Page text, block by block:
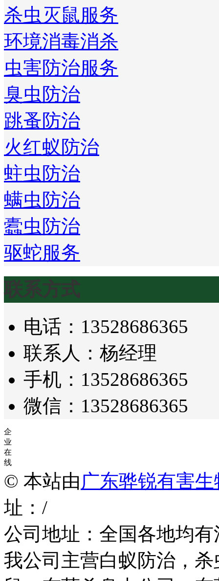
杀虫灭鼠服务
环境消毒消杀
虫害防治服务
臭虫防治
跳蚤防治
火红蚁防治
蛀虫防治
螨虫防治
蠹虫防治
驱蛇服务
联系方式
电话：13528686365
联系人：杨经理
手机：13528686365
微信：13528686365
企
业
在
线
© 本站由 广东骅锐有害
址：/
公司地址：全国各地均
我公司主营白蚁防治，